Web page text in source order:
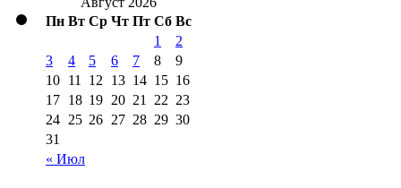
Пн Вт Ср Чт Пт Сб Вс
« Июл
1
2
3
4 5 6 7 8
9
10 11 12 13 14 15 16
17 18 19 20 21 22 23
24 25 26 27 28 29 30
31